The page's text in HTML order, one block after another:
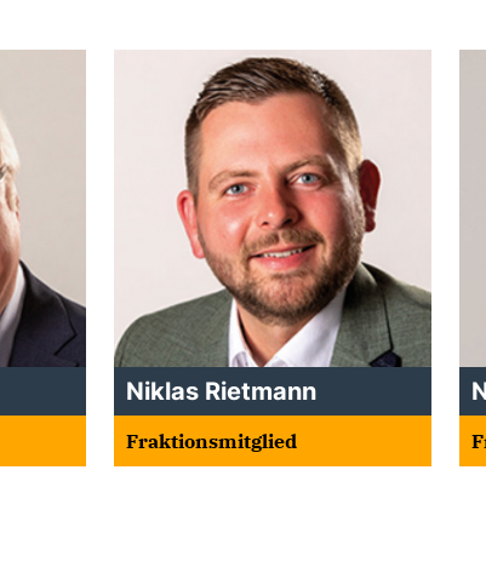
Niklas Rietmann
Fraktionsmitglied